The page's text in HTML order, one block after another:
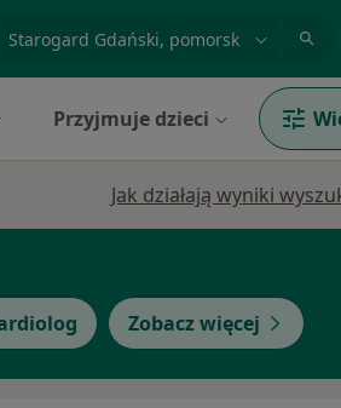
miasto lub dzielnica
Przyjmuje dzieci
Jak działają wyniki
Zobacz więcej